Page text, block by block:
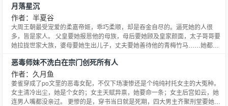
月落星沉
作者：半夏谷
大周王朝最受宠爱的柔嘉帝姬，乖巧柔顺，却是吞金自尽的。逼死她的人很
多，皆是家人。 父皇要她报恩他的母族，母后要她顾及皇家颜面，太子哥哥要
她拉拢世家大族，婆母要她生出儿子，丈夫要她善待他的青梅竹马……她都做
一世，月落星沉，正是待嫁时，前世血的代价仍然教她疼痛。 可是，那些人还
想逼死她……那就别怪她像个刺头，见人就扎！ “陛下，得饶
恶毒师妹不洗白在宗门创死所有人
作者：久月鱼
姜雀穿成了po文里的恶毒女配，不仅下场凄惨还是个纯纯衬托女主的大冤种。
女主清冷出尘，她是个女的；女主天赋异禀，她要命一条；女主后宫如云，她
连男人嘴都没亲过。 更惨的是，穿书当日就是死期，四大男主齐聚刑堂要她小